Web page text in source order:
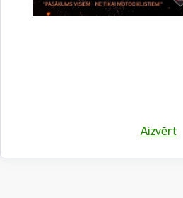
Aizvērt
pašvaldības domes